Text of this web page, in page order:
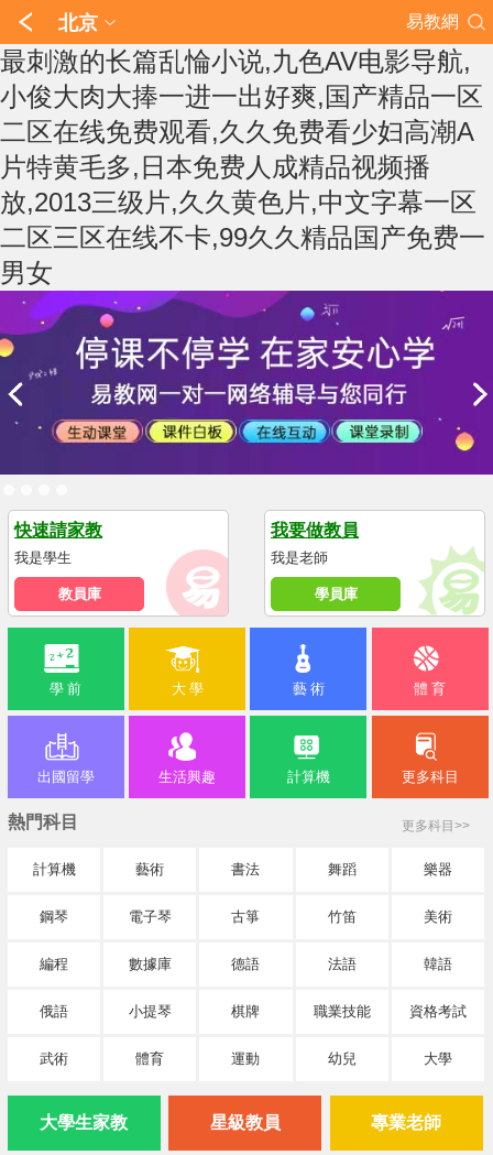
最刺激的长篇乱惀小说,九色AV电影导航,
小俊大肉大捧一进一出好爽,国产精品一区
二区在线免费观看,久久免费看少妇高潮A
片特黄毛多,日本免费人成精品视频播
放,2013三级片,久久黄色片,中文字幕一区
二区三区在线不卡,99久久精品国产免费一
男女
北京 易教網
快速請家教
我是學生
教員庫
我要做教員
我是老師
學員庫
學 前 大 學 藝 術 體 育
出國留學 生活興趣 計算機 更多科目
熱門科目 更多科目>>
計算機 藝術 書法 舞蹈 樂器
鋼琴 電子琴 古箏 竹笛 美術
編程 數據庫 德語 法語 韓語
俄語 小提琴 棋牌 職業技能 資格考試
武術 體育 運動 幼兒 大學
大學生家教 星級教員 專業老師